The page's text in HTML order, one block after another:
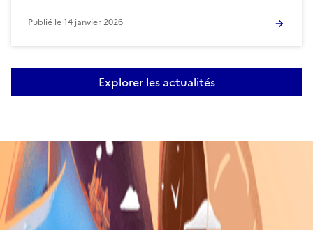
Publié le14 janvier 2026
Explorer les actualités